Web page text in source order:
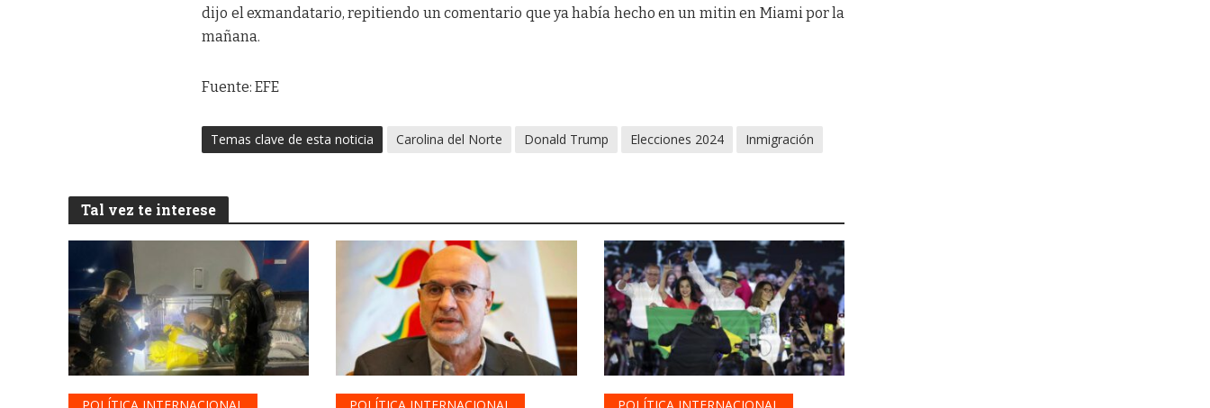
dijo el exmandatario, repitiendo un comentario que ya había hecho en un mitin en Miami por la
mañana.
Fuente: EFE
Temas clave de esta noticia Carolina del Norte Donald Trump Elecciones 2024 Inmigración
Tal vez te interese